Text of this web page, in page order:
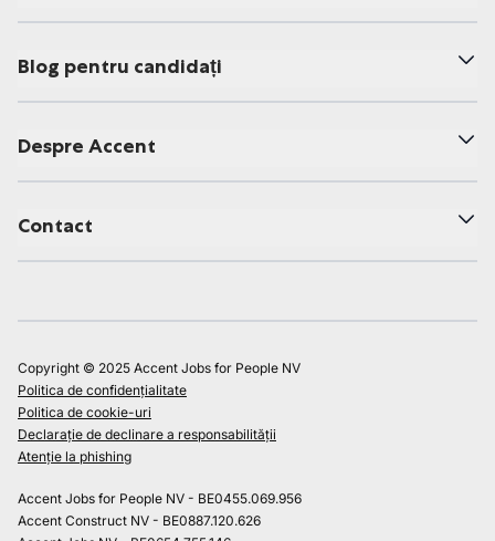
Blog pentru candidați
Despre Accent
Contact
Copyright © 2025 Accent Jobs for People NV
Politica de confidențialitate
Politica de cookie-uri
Declarație de declinare a responsabilității
Atenție la phishing
Accent Jobs for People NV - BE0455.069.956
Accent Construct NV - BE0887.120.626